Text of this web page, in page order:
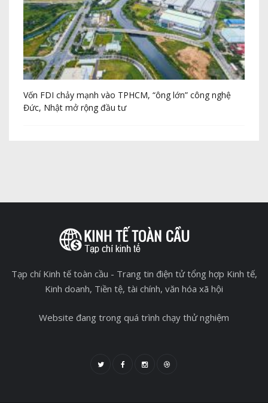
Vốn FDI chảy mạnh vào TPHCM, “ông lớn” công nghệ
Đức, Nhật mở rộng đầu tư
Tạp chí Kinh tế toàn cầu - Trang tin điện tử tổng hợp Kinh tế,
Kinh doanh, Tiền tệ, tài chính, văn hóa xã hội
Website đang trong quá trình chạy thử nghiệm